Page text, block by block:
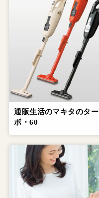
通販生活のマキタのター
ボ・60